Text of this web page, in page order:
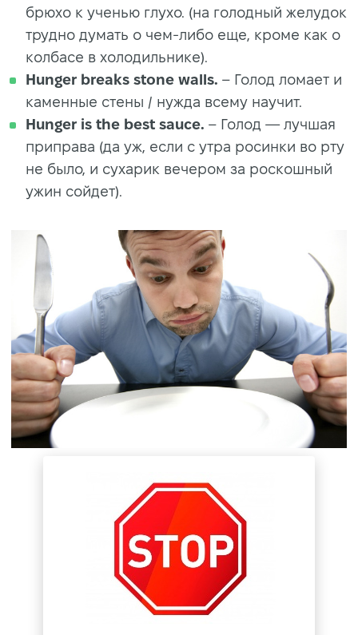
брюхо к ученью глухо. (на голодный желудок
трудно думать о чем-либо еще, кроме как о
колбасе в холодильнике).
Hunger breaks stone walls. – Голод ломает и
каменные стены / нужда всему научит.
Hunger is the best sauce. – Голод — лучшая
приправа (да уж, если с утра росинки во рту
не было, и сухарик вечером за роскошный
ужин сойдет).